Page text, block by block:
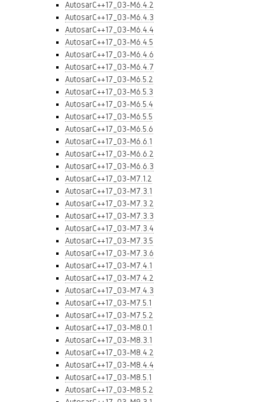
AutosarC++17_03-M6.4.2
AutosarC++17_03-M6.4.3
AutosarC++17_03-M6.4.4
AutosarC++17_03-M6.4.5
AutosarC++17_03-M6.4.6
AutosarC++17_03-M6.4.7
AutosarC++17_03-M6.5.2
AutosarC++17_03-M6.5.3
AutosarC++17_03-M6.5.4
AutosarC++17_03-M6.5.5
AutosarC++17_03-M6.5.6
AutosarC++17_03-M6.6.1
AutosarC++17_03-M6.6.2
AutosarC++17_03-M6.6.3
AutosarC++17_03-M7.1.2
AutosarC++17_03-M7.3.1
AutosarC++17_03-M7.3.2
AutosarC++17_03-M7.3.3
AutosarC++17_03-M7.3.4
AutosarC++17_03-M7.3.5
AutosarC++17_03-M7.3.6
AutosarC++17_03-M7.4.1
AutosarC++17_03-M7.4.2
AutosarC++17_03-M7.4.3
AutosarC++17_03-M7.5.1
AutosarC++17_03-M7.5.2
AutosarC++17_03-M8.0.1
AutosarC++17_03-M8.3.1
AutosarC++17_03-M8.4.2
AutosarC++17_03-M8.4.4
AutosarC++17_03-M8.5.1
AutosarC++17_03-M8.5.2